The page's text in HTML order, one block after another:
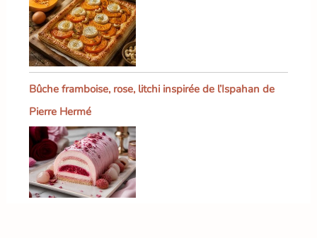
Bûche framboise, rose, litchi inspirée de l’Ispahan de
Pierre Hermé